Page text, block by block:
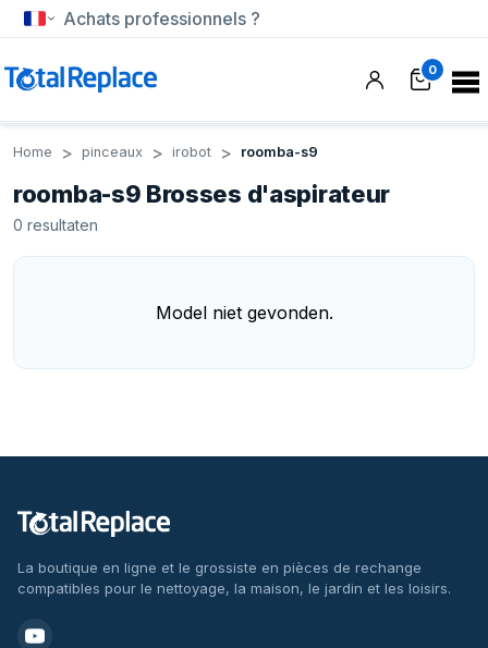
Achats professionnels ?
0
Home pinceaux irobot roomba-s9
roomba-s9 Brosses d'aspirateur
0 resultaten
Model niet gevonden.
La boutique en ligne et le grossiste en pièces de rechange
compatibles pour le nettoyage, la maison, le jardin et les loisirs.